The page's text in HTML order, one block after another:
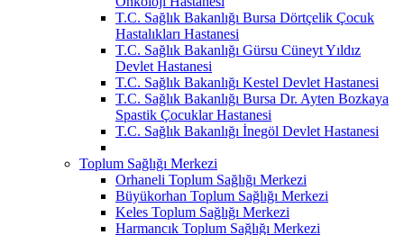
T.C. Sağlık Bakanlığı Bursa Dörtçelik Çocuk
Hastalıkları Hastanesi
T.C. Sağlık Bakanlığı Gürsu Cüneyt Yıldız
Devlet Hastanesi
T.C. Sağlık Bakanlığı Kestel Devlet Hastanesi
T.C. Sağlık Bakanlığı Bursa Dr. Ayten Bozkaya
Spastik Çocuklar Hastanesi
T.C. Sağlık Bakanlığı İnegöl Devlet Hastanesi
Toplum Sağlığı Merkezi
Orhaneli Toplum Sağlığı Merkezi
Büyükorhan Toplum Sağlığı Merkezi
Keles Toplum Sağlığı Merkezi
Harmancık Toplum Sağlığı Merkezi